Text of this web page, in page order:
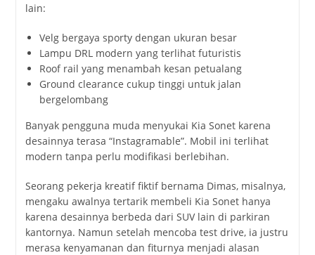
lain:
Velg bergaya sporty dengan ukuran besar
Lampu DRL modern yang terlihat futuristis
Roof rail yang menambah kesan petualang
Ground clearance cukup tinggi untuk jalan
bergelombang
Banyak pengguna muda menyukai Kia Sonet karena
desainnya terasa “Instagramable”. Mobil ini terlihat
modern tanpa perlu modifikasi berlebihan.
Seorang pekerja kreatif fiktif bernama Dimas, misalnya,
mengaku awalnya tertarik membeli Kia Sonet hanya
karena desainnya berbeda dari SUV lain di parkiran
kantornya. Namun setelah mencoba test drive, ia justru
merasa kenyamanan dan fiturnya menjadi alasan